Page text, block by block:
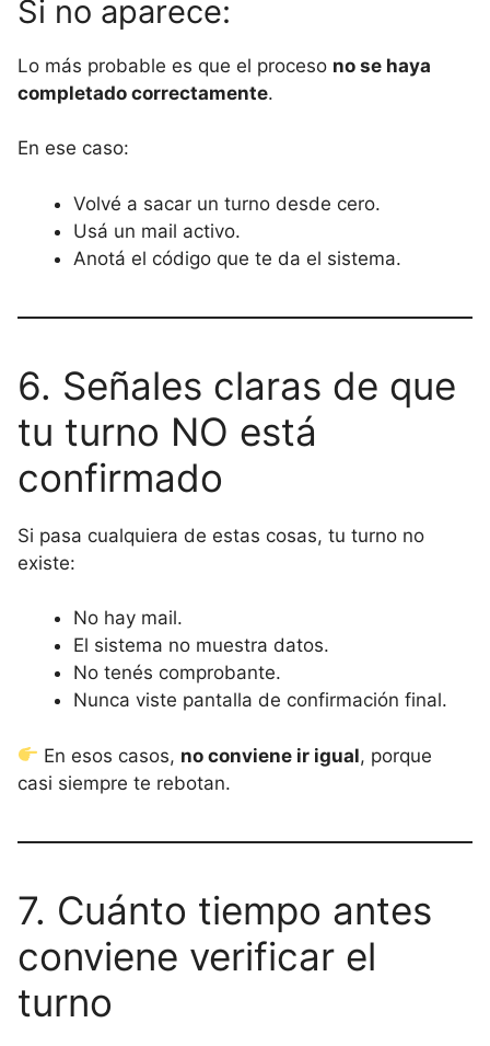
Si no aparece:
Lo más probable es que el proceso no se haya
completado correctamente.
En ese caso:
Volvé a sacar un turno desde cero.
Usá un mail activo.
Anotá el código que te da el sistema.
6. Señales claras de que
tu turno NO está
confirmado
Si pasa cualquiera de estas cosas, tu turno no
existe:
No hay mail.
El sistema no muestra datos.
No tenés comprobante.
Nunca viste pantalla de confirmación final.
En esos casos, no conviene ir igual, porque
casi siempre te rebotan.
7. Cuánto tiempo antes
conviene verificar el
turno